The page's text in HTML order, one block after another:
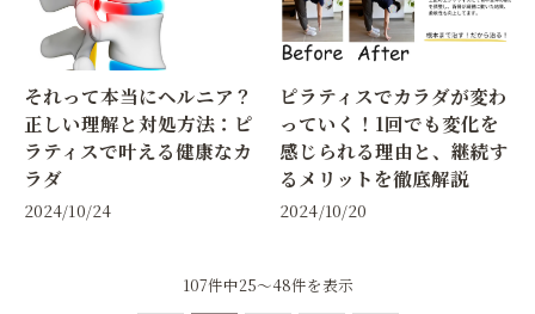
それって本当にヘルニア？
正しい理解と対処方法：ピ
ラティスで叶える健康なカ
ラダ
2024/10/24
ピラティスでカラダが変わ
っていく！1回でも変化を
感じられる理由と、継続す
るメリットを徹底解説
2024/10/20
107件中25～48件を表示